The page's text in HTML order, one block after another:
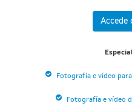
Accede
Fotografía e vídeo
Fotografía e vídeo